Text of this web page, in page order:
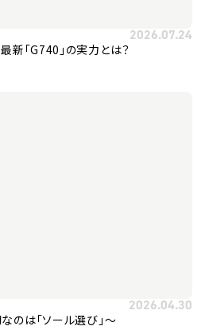
2026.07.24
新「G740」の実力とは？
2026.04.30
のは「ソール選び」～